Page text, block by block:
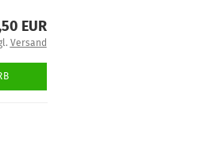
EUR
Versand